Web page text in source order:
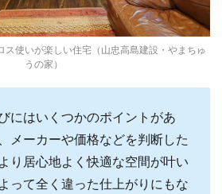
ス使いが楽しい住宅（山忠高島建設・やまちゅ
うの家）
にはいくつかのポイントがあ
メーカーや価格などを判断した
り居心地よく快適な空間が叶い
って全く違った仕上がりにもな